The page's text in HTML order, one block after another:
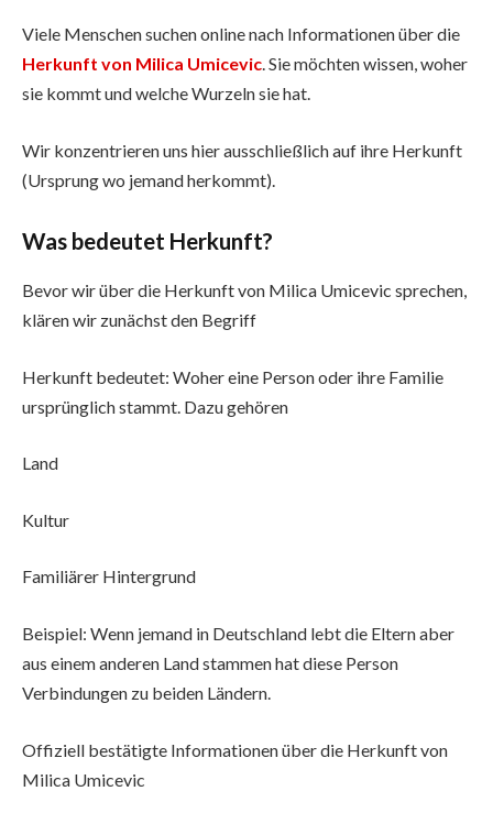
Viele Menschen suchen online nach Informationen über die
Herkunft von Milica Umicevic. Sie möchten wissen, woher
sie kommt und welche Wurzeln sie hat.
Wir konzentrieren uns hier ausschließlich auf ihre Herkunft
(Ursprung wo jemand herkommt).
Was bedeutet Herkunft?
Bevor wir über die Herkunft von Milica Umicevic sprechen,
klären wir zunächst den Begriff
Herkunft bedeutet: Woher eine Person oder ihre Familie
ursprünglich stammt. Dazu gehören
Land
Kultur
Familiärer Hintergrund
Beispiel: Wenn jemand in Deutschland lebt die Eltern aber
aus einem anderen Land stammen hat diese Person
Verbindungen zu beiden Ländern.
Offiziell bestätigte Informationen über die Herkunft von
Milica Umicevic